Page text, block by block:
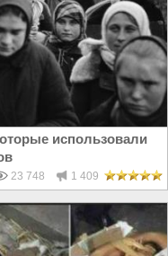
использовали
23 748 1 409